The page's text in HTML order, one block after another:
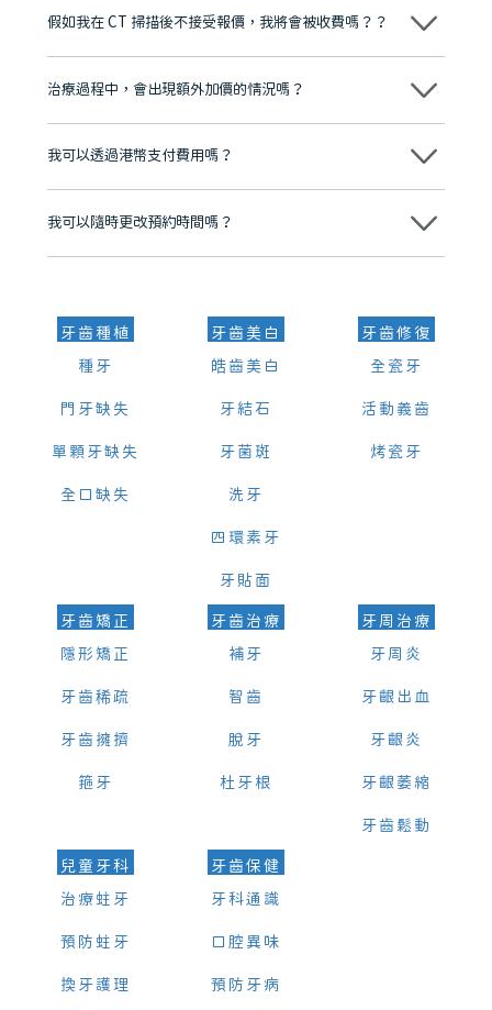
牌」、「2025香港企業領袖品牌」，是諾貝爾種植系統全球放心植牙中
至今已服務超過三十個國家和地區的顧客，受到粵港澳大灣區及周邊城
市市民極高的口碑評價及信任推薦 珠海、深圳設有八大分院，香港亦設
有咨詢及服務保障中心，有任何問題都可以隨時預約免費咨詢，讓人十
假如我在 CT 掃描後不接受報價，我將會被收費嗎？？
不會！只要未開始實際服務之前，你不會被收取任何費用。
治療過程中，會出現額外加價的情況嗎？
不會，治療前我們會詳細說明治療方案及對應的價錢，顧客同意並簽字
我可以透過港幣支付費用嗎？
可以。維港口腔會按照當日匯率轉算收取費用，而匯率會及時告知客人
我可以隨時更改預約時間嗎？
可以，請盡早通過wechat或whatsapp聯絡我們，告知我們你原本預約
牙齒種植
種牙
門牙缺失
單顆牙缺失
全口缺失
牙齒美白
皓齒美白
牙結石
牙菌斑
洗牙
四環素牙
牙貼面
牙齒修復
全瓷牙
活動義齒
烤瓷牙
牙齒矯正
隱形矯正
牙齒稀疏
牙齒擁擠
箍牙
牙齒治療
補牙
智齒
脫牙
杜牙根
牙周治療
牙周炎
牙齦出血
牙齦炎
牙齦萎縮
牙齒鬆動
兒童牙科
治療蛀牙
預防蛀牙
換牙護理
牙齒保健
牙科通識
口腔異味
預防牙病